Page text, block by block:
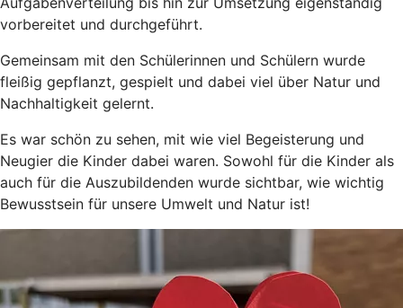
vorbereitet und durchgeführt.
Gemeinsam mit den Schülerinnen und Schülern wurde
fleißig gepflanzt, gespielt und dabei viel über Natur und
Nachhaltigkeit gelernt.
Es war schön zu sehen, mit wie viel Begeisterung und
Neugier die Kinder dabei waren. Sowohl für die Kinder als
auch für die Auszubildenden wurde sichtbar, wie wichtig
Bewusstsein für unsere Umwelt und Natur ist!